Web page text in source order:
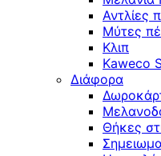
Αντλίες
Μύτες
Κλιπ
Kaweco
Διάφορα
Θήκες